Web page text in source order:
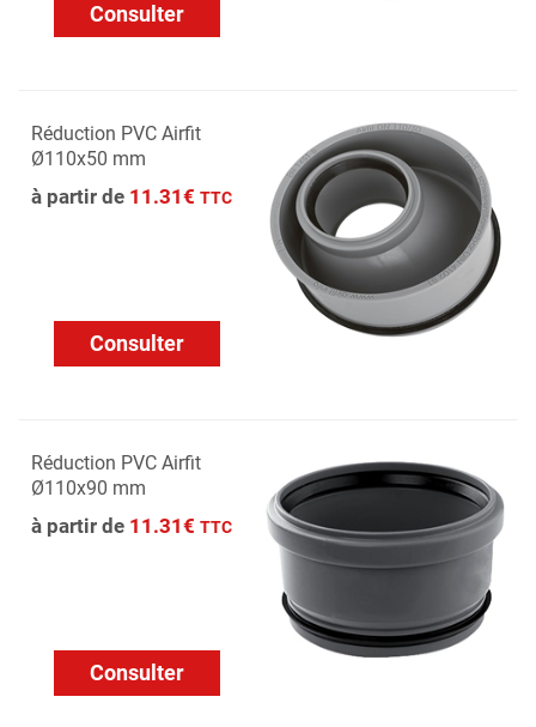
Consulter
Réduction PVC Airfit
Ø110x50 mm
à partir de 11.31€ TTC
Consulter
Réduction PVC Airfit
Ø110x90 mm
à partir de 11.31€ TTC
Consulter